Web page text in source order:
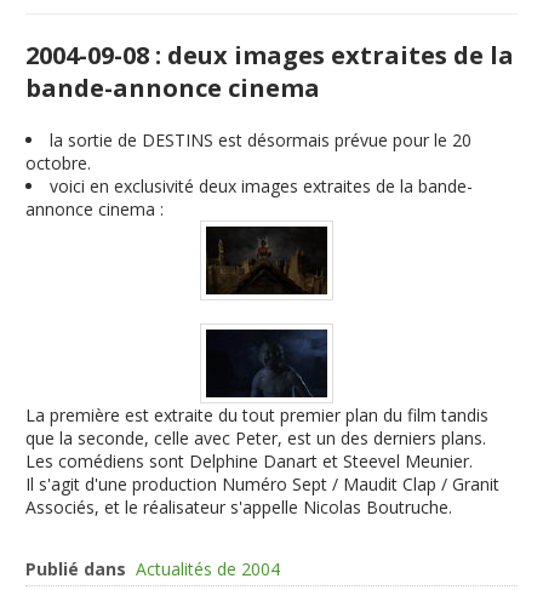
2004-09-08 : deux images extraites de la
bande-annonce cinema
la sortie de DESTINS est désormais prévue pour le 20
octobre.
voici en exclusivité deux images extraites de la bande-
annonce cinema :
La première est extraite du tout premier plan du film tandis
que la seconde, celle avec Peter, est un des derniers plans.
Les comédiens sont Delphine Danart et Steevel Meunier.
Il s'agit d'une production Numéro Sept / Maudit Clap / Granit
Associés, et le réalisateur s'appelle Nicolas Boutruche.
Publié dans Actualités de 2004